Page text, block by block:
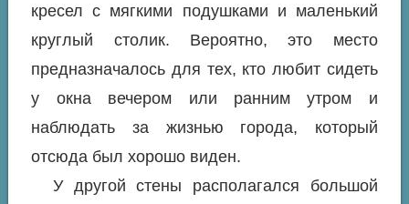
кресел с мягкими подушками и маленький
круглый столик. Вероятно, это место
предназначалось для тех, кто любит сидеть
у окна вечером или ранним утром и
наблюдать за жизнью города, который
отсюда был хорошо виден.
У другой стены располагался большой